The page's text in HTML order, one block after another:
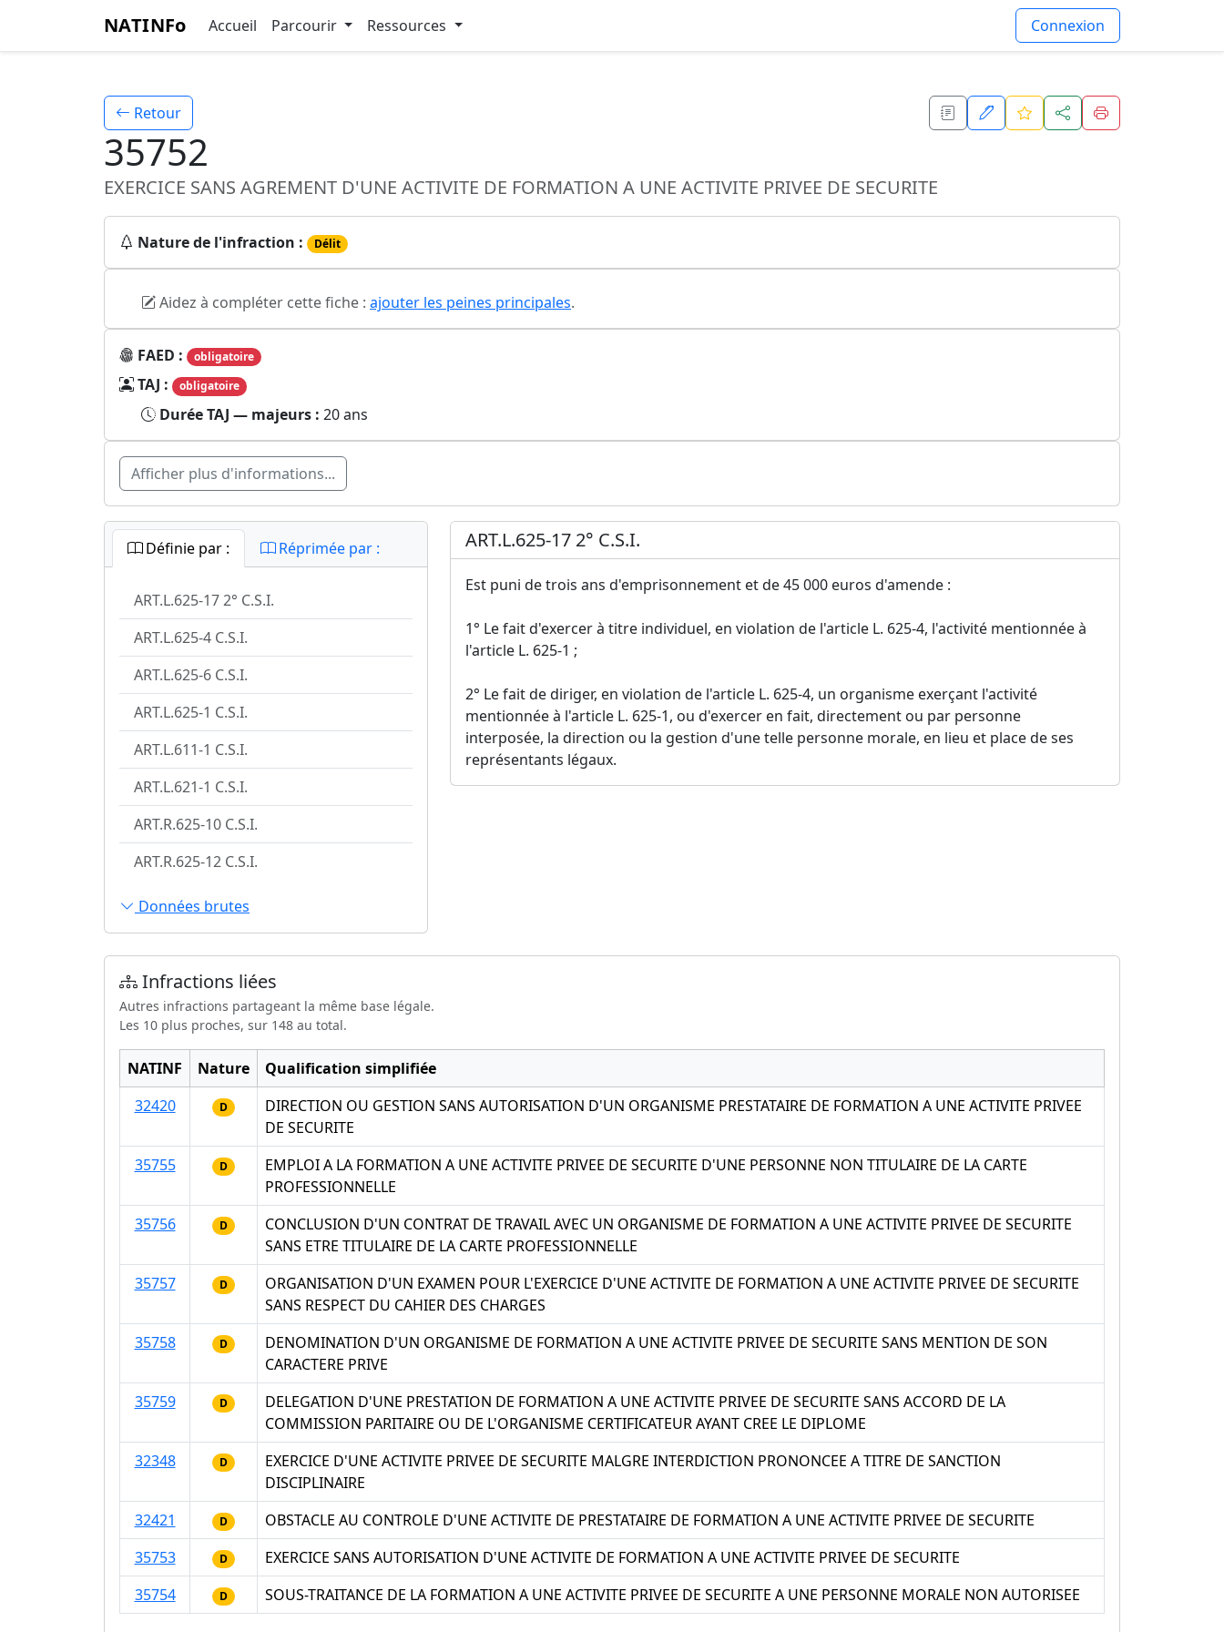
NATINFo Accueil Parcourir Ressources Connexion
Retour
35752
EXERCICE SANS AGREMENT D'UNE ACTIVITE DE FORMATION A UNE ACTIVITE PRIVEE DE SECURITE
Nature de l'infraction : Délit
Aidez à compléter cette fiche : ajouter les peines principales.
FAED : obligatoire
TAJ : obligatoire
Durée TAJ — majeurs : 20 ans
Afficher plus d'informations...
Définie par : Réprimée par :
ART.L.625-17 2° C.S.I.
ART.L.625-4 C.S.I.
ART.L.625-6 C.S.I.
ART.L.625-1 C.S.I.
ART.L.611-1 C.S.I.
ART.L.621-1 C.S.I.
ART.R.625-10 C.S.I.
ART.R.625-12 C.S.I.
Données brutes
ART.L.625-17 2° C.S.I.
Est puni de trois ans d'emprisonnement et de 45 000 euros d'amende :
1° Le fait d'exercer à titre individuel, en violation de l'article L. 625-4, l'activité mentionnée à
l'article L. 625-1 ;
2° Le fait de diriger, en violation de l'article L. 625-4, un organisme exerçant l'activité
mentionnée à l'article L. 625-1, ou d'exercer en fait, directement ou par personne
interposée, la direction ou la gestion d'une telle personne morale, en lieu et place de ses
représentants légaux.
Infractions liées
Autres infractions partageant la même base légale.
Les 10 plus proches, sur 148 au total.
NATINF Nature
Qualification simplifiée
32420
D
DIRECTION OU GESTION SANS AUTORISATION D'UN ORGANISME PRESTATAIRE DE FORMATION A UNE ACTIVITE PRIVEE
DE SECURITE
35755
D
EMPLOI A LA FORMATION A UNE ACTIVITE PRIVEE DE SECURITE D'UNE PERSONNE NON TITULAIRE DE LA CARTE
PROFESSIONNELLE
35756
D
CONCLUSION D'UN CONTRAT DE TRAVAIL AVEC UN ORGANISME DE FORMATION A UNE ACTIVITE PRIVEE DE SECURITE
SANS ETRE TITULAIRE DE LA CARTE PROFESSIONNELLE
35757
D
ORGANISATION D'UN EXAMEN POUR L'EXERCICE D'UNE ACTIVITE DE FORMATION A UNE ACTIVITE PRIVEE DE SECURITE
SANS RESPECT DU CAHIER DES CHARGES
35758
D
DENOMINATION D'UN ORGANISME DE FORMATION A UNE ACTIVITE PRIVEE DE SECURITE SANS MENTION DE SON
CARACTERE PRIVE
35759
D
DELEGATION D'UNE PRESTATION DE FORMATION A UNE ACTIVITE PRIVEE DE SECURITE SANS ACCORD DE LA
COMMISSION PARITAIRE OU DE L'ORGANISME CERTIFICATEUR AYANT CREE LE DIPLOME
32348
D
EXERCICE D'UNE ACTIVITE PRIVEE DE SECURITE MALGRE INTERDICTION PRONONCEE A TITRE DE SANCTION
DISCIPLINAIRE
32421
D
OBSTACLE AU CONTROLE D'UNE ACTIVITE DE PRESTATAIRE DE FORMATION A UNE ACTIVITE PRIVEE DE SECURITE
35753
D
EXERCICE SANS AUTORISATION D'UNE ACTIVITE DE FORMATION A UNE ACTIVITE PRIVEE DE SECURITE
35754
D SOUS-TRAITANCE DE LA FORMATION A UNE ACTIVITE PRIVEE DE SECURITE A UNE PERSONNE MORALE NON AUTORISEE